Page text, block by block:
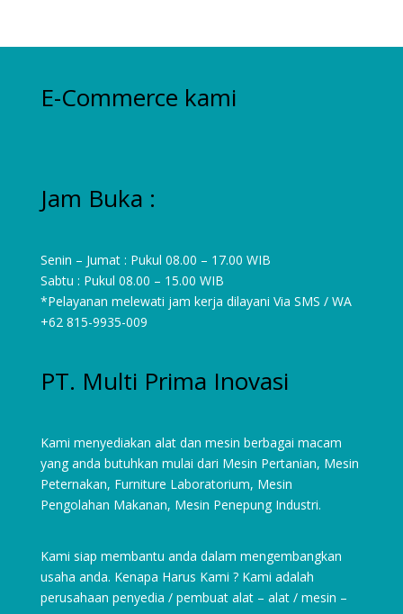
E-Commerce kami
Jam Buka :
Senin – Jumat : Pukul 08.00 – 17.00 WIB
Sabtu : Pukul 08.00 – 15.00 WIB
*Pelayanan melewati jam kerja dilayani Via SMS / WA
+62 815-9935-009
PT. Multi Prima Inovasi
Kami menyediakan alat dan mesin berbagai macam
yang anda butuhkan mulai dari Mesin Pertanian, Mesin
Peternakan, Furniture Laboratorium, Mesin
Pengolahan Makanan, Mesin Penepung Industri.
Kami siap membantu anda dalam mengembangkan
usaha anda. Kenapa Harus Kami ? Kami adalah
perusahaan penyedia / pembuat alat – alat / mesin –